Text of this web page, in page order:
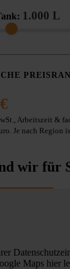
1.000 L
Arbeitszeit &
Je nach Region
wir für
Maps hier